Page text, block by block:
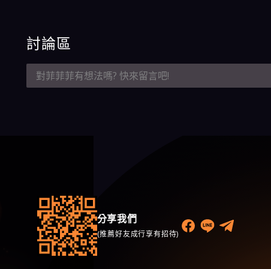
討論區
分享我們
(推薦好友成行享有招待)